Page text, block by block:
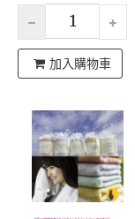
加入購物車